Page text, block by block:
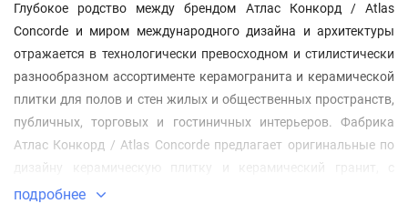
Глубокое родство между брендом Атлас Конкорд / Atlas
Concorde и миром международного дизайна и архитектуры
отражается в технологически превосходном и стилистически
разнообразном ассортименте керамогранита и керамической
плитки для полов и стен жилых и общественных пространств,
публичных, торговых и гостиничных интерьеров. Фабрика
Атлас Конкорд / Atlas Concorde предлагает оригинальные по
дизайну керамическую плитку и керамический гранит, с
высокой точностью воссоздающих текстуры мрамора и
подробнее